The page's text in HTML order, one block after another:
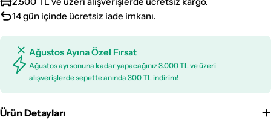
14 gün içinde ücretsiz iade imkanı.
Ağustos Ayına Özel Fırsat
Ağustos ayı sonuna kadar yapacağınız 3.000 TL ve üzeri
alışverişlerde sepette anında 300 TL indirim!
Ürün Detayları